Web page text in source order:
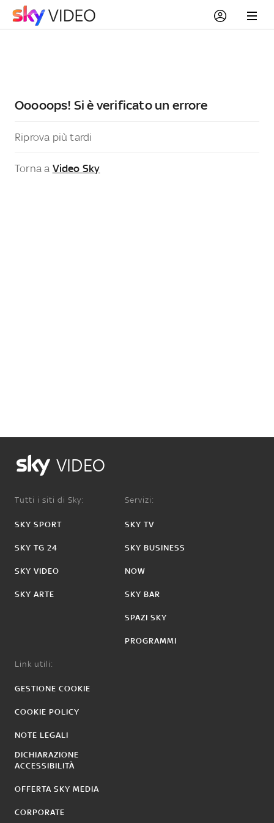
Ooooops! Si è verificato un errore
Riprova più tardi
Torna a Video Sky
VIDEO
Tutti i siti di Sky:
SKY SPORT
SKY TG 24
SKY VIDEO
SKY ARTE
Servizi:
SKY TV
SKY BUSINESS
NOW
SKY BAR
SPAZI SKY
PROGRAMMI
Link utili:
GESTIONE COOKIE
COOKIE POLICY
NOTE LEGALI
DICHIARAZIONE
ACCESSIBILITÀ
OFFERTA SKY MEDIA
CORPORATE